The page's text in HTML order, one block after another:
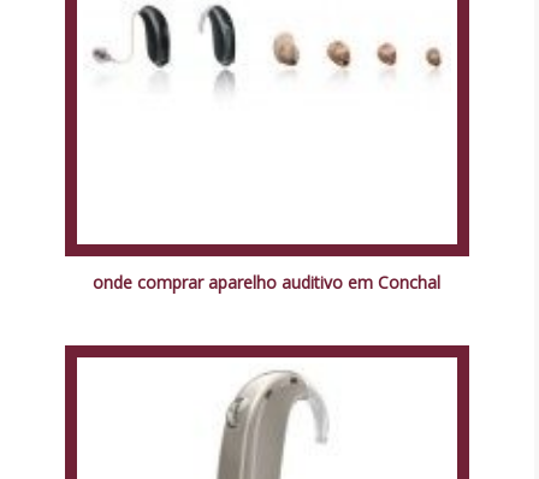
onde comprar aparelho auditivo em Conchal